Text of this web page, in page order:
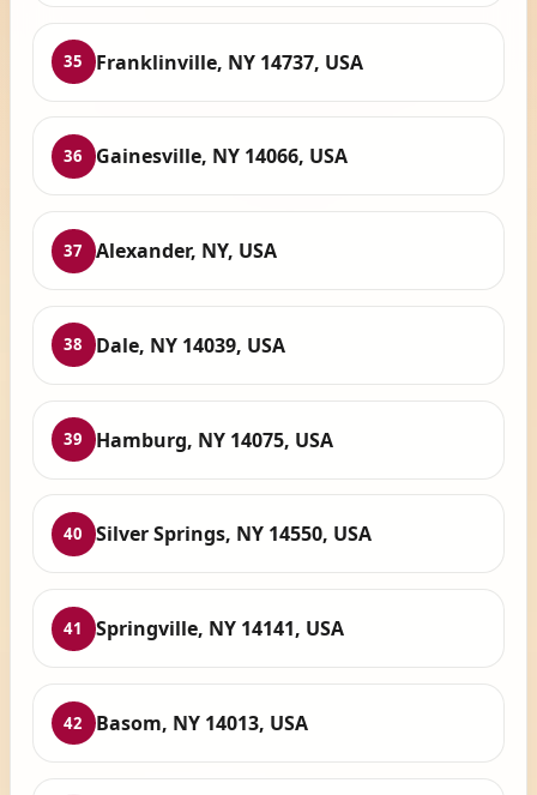
35 Franklinville, NY 14737, USA
36 Gainesville, NY 14066, USA
37 Alexander, NY, USA
38 Dale, NY 14039, USA
39 Hamburg, NY 14075, USA
40 Silver Springs, NY 14550, USA
41 Springville, NY 14141, USA
42 Basom, NY 14013, USA